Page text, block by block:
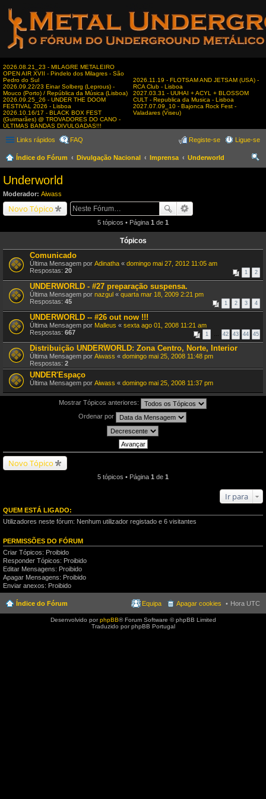
2026.08.21_23 - MILAGRE METALEIRO
OPEN AIR XVII - Pindelo dos Milagres - São
Pedro do Sul
2026.09.22/23 Einar Solberg (Leprous) -
Mouco (Porto) / República da Música (Lisboa)
2026.09.25_26 - UNDER THE DOOM
FESTIVAL 2026 - Lisboa
2026.10.16/17 - BLACK BOX FEST
(Guimarães) @ TROVADORES DO CANO -
ÚLTIMAS BANDAS DIVULGADAS!!!
2026.11.19 - FLOTSAM AND JETSAM (USA) -
RCA Club - Lisboa
2027.03.31 - UUHAI + ACYL + BLOSSOM
CULT - Republica da Musica - Lisboa
2027.07.09_10 - Bajonca Rock Fest -
Valadares (Viseu)
Links rápidos FAQ Ligue-se
Registe-se
Índice do Fórum Divulgação Nacional Imprensa
Underworld
Underworld
Moderador: Aiwass
Novo Tópico
5 tópicos • Página 1 de 1
Tópicos
Comunicado
Última Mensagem por Adinatha « domingo mai 27, 2012 11:05 am
Respostas: 20 1 2
UNDERWORLD - #27 preparação suspensa.
Última Mensagem por nazgul « quarta mar 18, 2009 2:21 pm
Respostas: 45 1 2 3 4
UNDERWORLD -- #26 out now !!!
Última Mensagem por Malleus « sexta ago 01, 2008 11:21 am
Respostas: 667 1 42 43 44 45
Distribuição UNDERWORLD: Zona Centro, Norte, Interior
Última Mensagem por Aiwass « domingo mai 25, 2008 11:48 pm
Respostas: 2
UNDER'Espaço
Última Mensagem por Aiwass « domingo mai 25, 2008 11:37 pm
Mostrar Tópicos anteriores:
Ordenar por
Novo Tópico
5 tópicos • Página 1 de 1
Ir para
QUEM ESTÁ LIGADO:
Utilizadores neste fórum: Nenhum utilizador registado e 6 visitantes
PERMISSÕES DO FÓRUM
Criar Tópicos: Proibido
Responder Tópicos: Proibido
Editar Mensagens: Proibido
Apagar Mensagens: Proibido
Enviar anexos: Proibido
Índice do Fórum Hora UTC
Apagar cookies
Equipa
Desenvolvido porphpBB® Forum Software © phpBB Limited
Traduzido por phpBB Portugal